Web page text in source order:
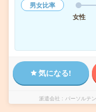
男女比率
女性
気になる!
派遣会社 パーソルテ